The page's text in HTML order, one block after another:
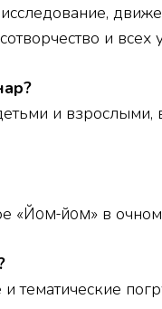
и всех
и
«Йом-йом» в
тематические